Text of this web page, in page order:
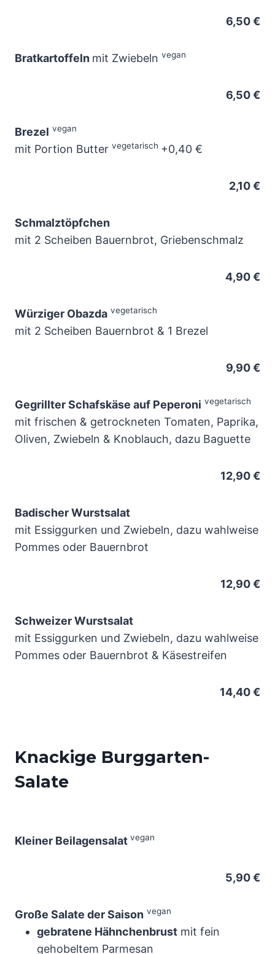
6,50 €
Bratkartoffeln mit Zwiebeln vegan
6,50 €
Brezel vegan
mit Portion Butter vegetarisch +0,40 €
2,10 €
Schmalztöpfchen
mit 2 Scheiben Bauernbrot, Griebenschmalz
4,90 €
Würziger Obazda vegetarisch
mit 2 Scheiben Bauernbrot & 1 Brezel
9,90 €
Gegrillter Schafskäse auf Peperoni vegetarisch
mit frischen & getrockneten Tomaten, Paprika,
Oliven, Zwiebeln & Knoblauch, dazu Baguette
12,90 €
Badischer Wurstsalat
mit Essiggurken und Zwiebeln, dazu wahlweise
Pommes oder Bauernbrot
12,90 €
Schweizer Wurstsalat
mit Essiggurken und Zwiebeln, dazu wahlweise
Pommes oder Bauernbrot & Käsestreifen
14,40 €
Knackige Burggarten-
Salate
Kleiner Beilagensalat vegan
5,90 €
Große Salate der Saison vegan
gebratene Hähnchenbrust mit fein
gehobeltem Parmesan